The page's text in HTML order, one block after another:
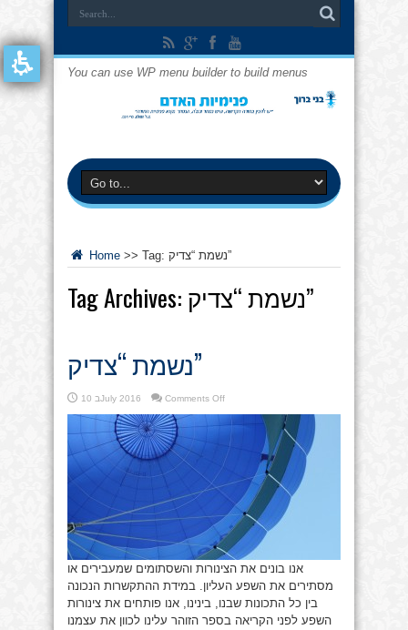
You can use WP menu builder to build menus
Home >> Tag: נשמת “צדיק”
Tag Archives: נשמת “צדיק”
נשמת “צדיק”
10 בJuly 2016 Comments Offon
“צדיק”
אנו בונים את הצינורות והשסתומים שמעבירים או
מסתירים את השפע העליון. במידת ההתקשרות הנכונה
בין כל התכונות שבנו, בינינו, אנו פותחים את צינורות
השפע לפני הקריאה בספר הזוהר עלינו לכוון את עצמנו